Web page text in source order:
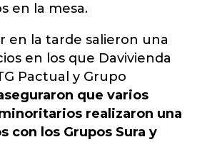
en la mesa.
en la tarde salieron una
en los que Davivienda
Pactual y Grupo
que varios
realizaron una
con los Grupos Sura y